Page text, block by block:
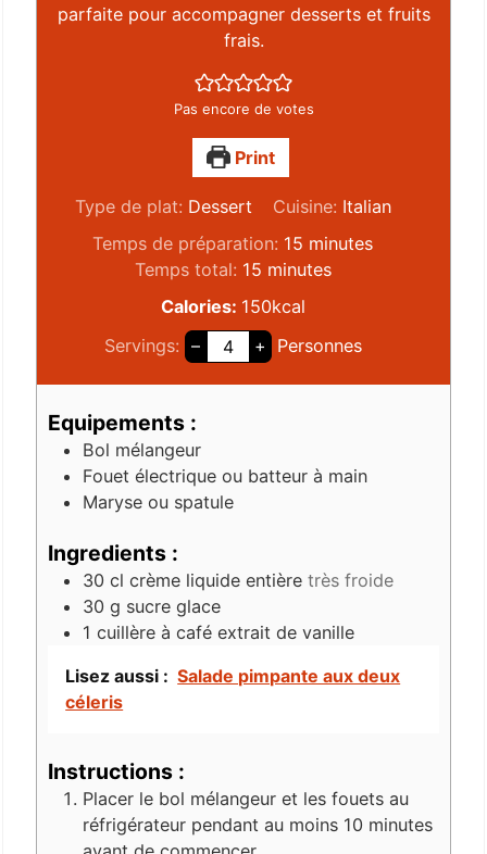
parfaite pour accompagner desserts et fruits
frais.
Pas encore de votes
Print
Type de plat: Dessert Cuisine: Italian
Temps de préparation: 15 minutes
Temps total: 15 minutes
Calories: 150kcal
Servings: – + Personnes
Equipements :
Bol mélangeur
Fouet électrique ou batteur à main
Maryse ou spatule
Ingredients :
30 cl crème liquide entière très froide
30 g sucre glace
1 cuillère à café extrait de vanille
Lisez aussi : Salade pimpante aux deux
céleris
Instructions :
Placer le bol mélangeur et les fouets au
réfrigérateur pendant au moins 10 minutes